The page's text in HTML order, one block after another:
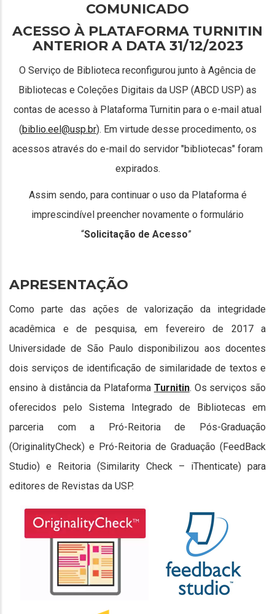
COMUNICADO
ACESSO À PLATAFORMA TURNITIN
ANTERIOR A DATA 31/12/2023
O Serviço de Biblioteca reconfigurou junto à Agência de
Bibliotecas e Coleções Digitais da USP (ABCD USP) as
contas de acesso à Plataforma Turnitin para o e-mail atual
(biblio.eel@usp.br). Em virtude desse procedimento, os
acessos através do e-mail do servidor "bibliotecas" foram
expirados.
Assim sendo, para continuar o uso da Plataforma é
imprescindível preencher novamente o formulário
“Solicitação de Acesso”
APRESENTAÇÃO
Como parte das ações de valorização da integridade
acadêmica e de pesquisa, em fevereiro de 2017 a
Universidade de São Paulo disponibilizou aos docentes
dois serviços de identificação de similaridade de textos e
ensino à distância da Plataforma Turnitin. Os serviços são
oferecidos pelo Sistema Integrado de Bibliotecas em
parceria com a Pró-Reitoria de Pós-Graduação
(OriginalityCheck) e Pró-Reitoria de Graduação (FeedBack
Studio) e Reitoria (Similarity Check – iThenticate) para
editores de Revistas da USP.